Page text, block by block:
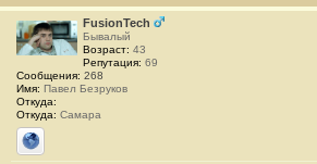
FusionTech
Бывалый
Возраст: 43
Репутация: 69
Сообщения: 268
Имя: Павел Безруков
Откуда:
Откуда: Самара
Сайт